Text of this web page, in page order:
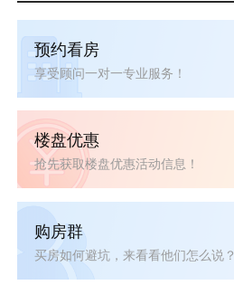
预约看房
享受顾问一对一专业服务！
楼盘优惠
抢先获取楼盘优惠活动信息！
购房群
买房如何避坑，来看看他们怎么说？